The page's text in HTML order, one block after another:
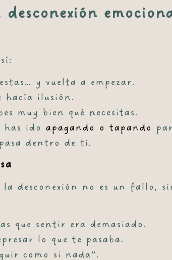
desconexión
y vuelta a empezar.
hacía ilusión.
muy bien qué necesitas.
has ido apagando o tapando
dentro de ti.
la desconexión no es un fallo,
que sentir era demasiado.
lo que te pasaba.
como si nada”.